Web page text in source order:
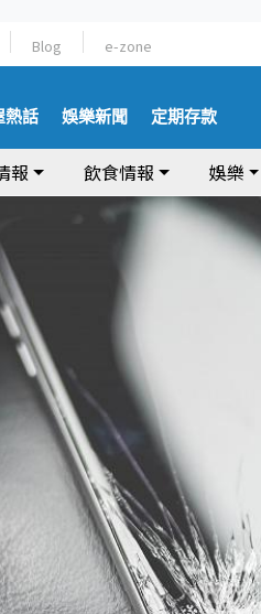
Blog e-zone
熱話 娛樂新聞 定期存款
報 飲食情報 娛樂